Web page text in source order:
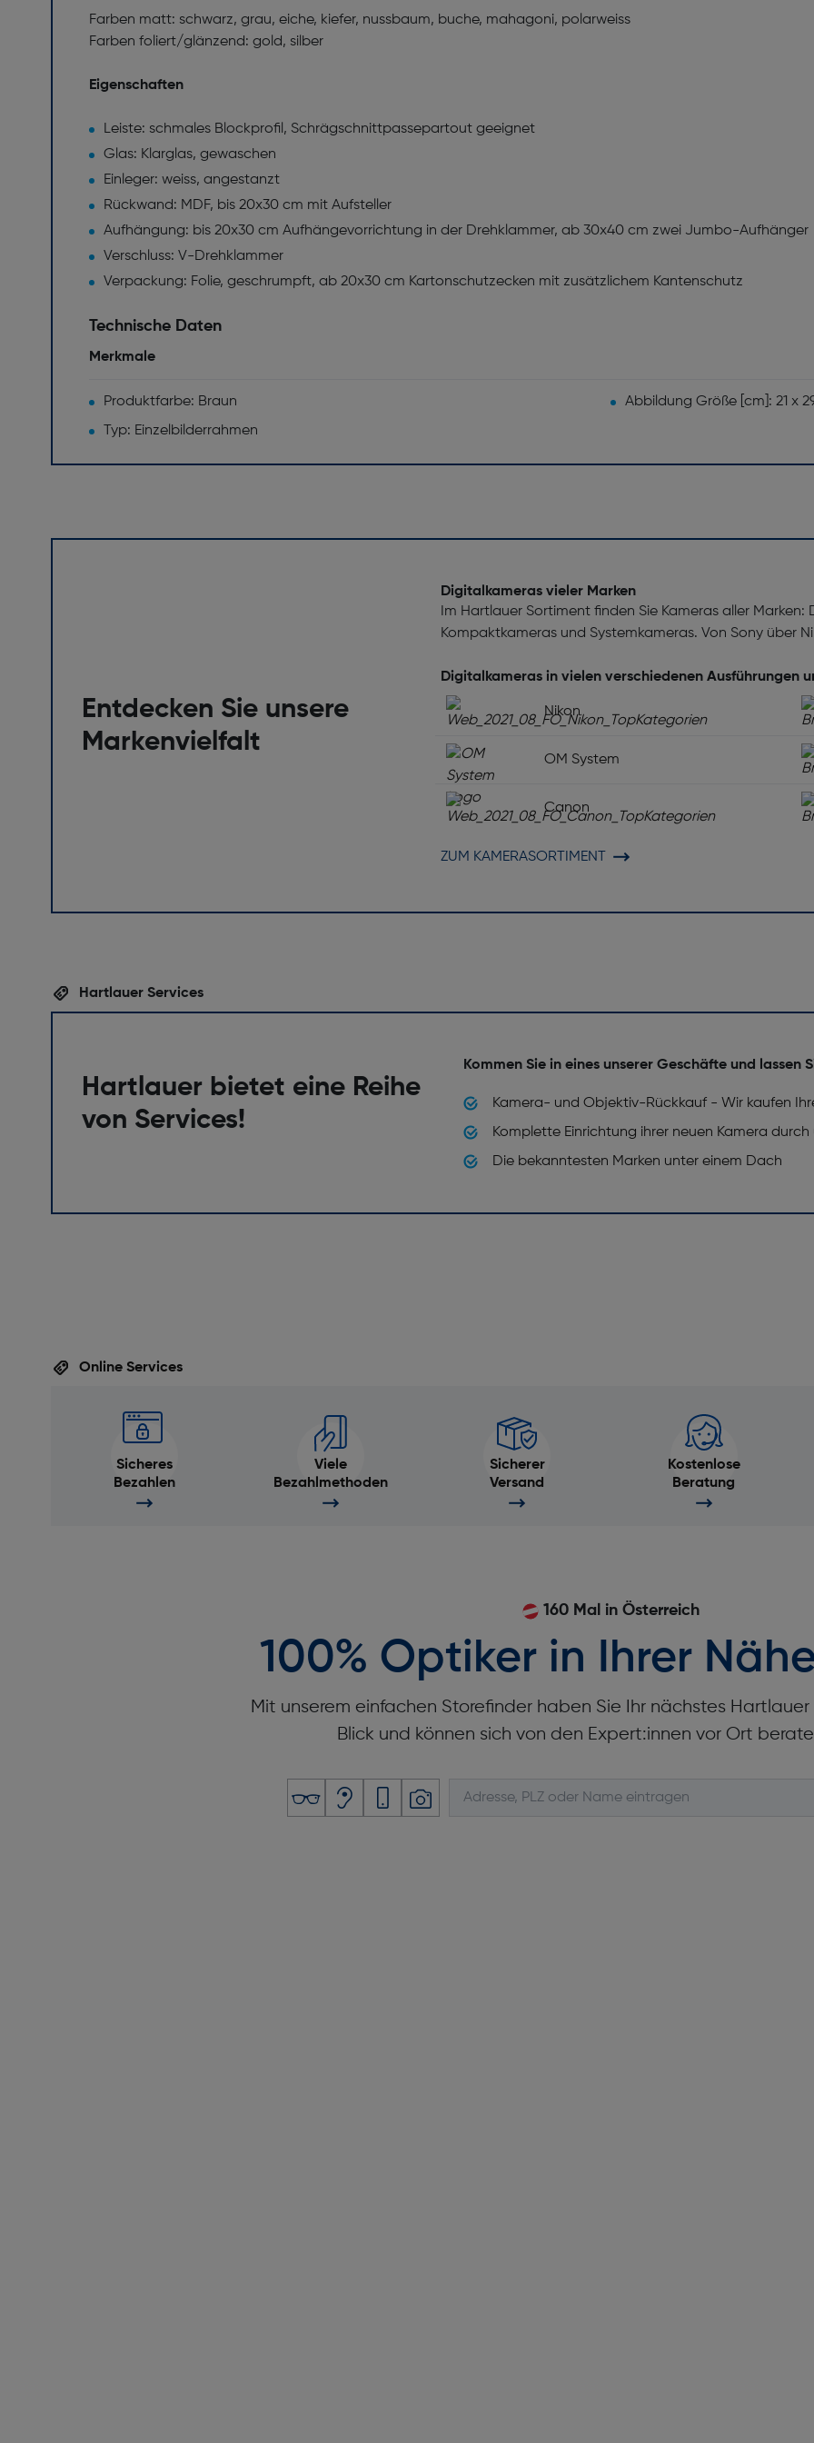
Farben matt: schwarz, grau, eiche, kiefer, nussbaum, buche, mahagoni, polarweiss
Farben foliert/glänzend: gold, silber
Eigenschaften
Leiste: schmales Blockprofil, Schrägschnittpassepartout geeignet
Glas: Klarglas, gewaschen
Einleger: weiss, angestanzt
Rückwand: MDF, bis 20x30 cm mit Aufsteller
Aufhängung: bis 20x30 cm Aufhängevorrichtung in der Drehklammer, ab 30x40 cm zwei Jumbo-Aufhänger
Verschluss: V-Drehklammer
Verpackung: Folie, geschrumpft, ab 20x30 cm Kartonschutzecken mit zusätzlichem Kantenschutz
Technische Daten
Merkmale
Produktfarbe: Braun
Abbildung Größe [cm]: 21 x
Typ: Einzelbilderrahmen
Entdecken Sie unsere
Markenvielfalt
Digitalkameras vieler Marken
Im Hartlauer Sortiment finden Sie Kameras aller
Kompaktkameras und Systemkameras. Von Sony über
Digitalkameras in vielen verschiedenen Ausführungen
Nikon
OM System
Canon
ZUM KAMERASORTIMENT
Hartlauer Services
Hartlauer bietet eine Reihe
von Services!
Kommen Sie in eines unserer Geschäfte und lassen
Kamera- und Objektiv-Rückkauf - Wir kaufen
Komplette Einrichtung ihrer neuen Kamera durch
Die bekanntesten Marken unter einem Dach
Online Services
Sicheres
Bezahlen
Viele
Bezahlmethoden
Sicherer
Versand
Kostenlose
Beratung
160 Mal in Österreich
100% Optiker in Ihrer
Mit unserem einfachen Storefinder haben Sie Ihr nächstes
Blick und können sich von den Expert:innen vor Ort